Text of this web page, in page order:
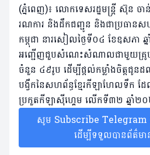
(ភ្នំពេញ)៖ លោកទេសរដ្ឋមន្ត្រី ស៊ុន ចា
រណការ និងដឹកជញ្ជូន និងជាប្រធានស
កម្ពុជា នារសៀលថ្ងៃទី០៤ ខែឧសភា
អញ្ជើញជួបសំណេះសំណាលជាមួយគ្រូប
ចំនួន ៤៩រូប ដើម្បីផ្តល់កម្លាំងចិត្តជូ
បង្វឹកនៃសហព័ន្ធខ្មែរកីឡាហែលទឹក ដ
ប្រកួតកីឡាស៊ីហ្គេម លើកទី៣២ ឆ្នាំ២
សូម Subscribe Telegram
ដើម្បីទទួលបានព័ត៌ម